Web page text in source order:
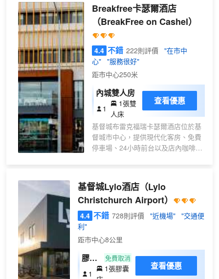
空間和 The Rambler 酒吧，應有盡
有，方便您放鬆身心、享用美食和與
朋友交流。酒店融合了歷史底藴和現
代舒適，為您打造一個既能享受社交
樂趣又能倍感舒適的下榻之所。 走出
酒店，步行兩分鐘即可到達基督城巴
士換乘站，這裏是前往海濱小鎮薩姆
納 (Sumner)、熱鬧的裏卡頓
(Riccarton) 和周邊城鎮的門戶，此
外，如果您想體驗公路旅行，還可以
搭乘長途巴士前往皇后鎮
(Queenstown)、特威澤爾 (Twizel) 和
奧克蘭 (Auckland)。 想要感受夜生活
的激情？步行五分鐘即可到達 Te
(Crusaders)、全黑隊 (All Blacks)、
鳳凰隊 (Phoenix) 和勇士隊
(Warriors) 等傳奇球隊的精彩比賽。
您更喜歡刺激的冒險之旅還是更輕鬆
區 (Willowbank Wildlife Reserve) 距
離酒店僅 21 分鐘車程，而奧普克温
泉水療中心 (Opuke Thermal Pools &
Spa) 也只需 1.5 小時即可抵達，讓您
Breakfree卡瑟爾酒店
（BreakFree on Cashel）
4.4 不錯 222則評價
"在市中
心"
"服務很好"
距市中心250米
內城雙人房
1
1張雙
人床
查看優惠
基督城布雷克福瑞卡瑟爾酒店位於基
督城市中心，提供現代化客房、免費
停車場、24小時前台以及店內咖啡店
酒店距離各種購物和餐飲場所均有不
到15分鐘步行路程，距離基督城地標
性的Container Mall購物中心500米，
距離AMI Stadium體育場有10分鐘車
程。 這些獨具特色的客房配有液晶智
光照明的私人浴室。酒店提供快速退
房服務、洗衣服務以及各種會議室。
基督城Lylo酒店（Lylo
Christchurch Airport）
4.4 不錯 728則評價 "近機場"
"交通便
利"
距市中心8公里
膠囊
房
免費取消
1
1張膠囊
查看優惠